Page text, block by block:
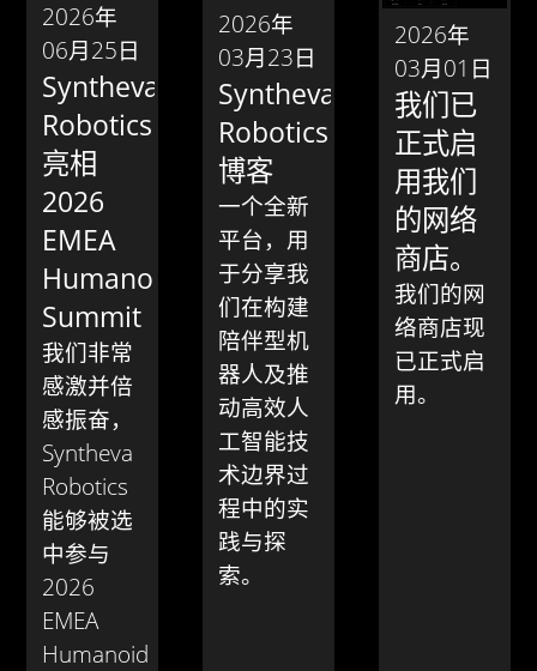
2026年
06月25日
Syntheva
Robotics
亮相
2026
EMEA
Humanoid
Summit
我们非常
感激并倍
感振奋，
Syntheva
Robotics
能够被选
中参与
2026
EMEA
Humanoid
2026年
03月23日
Syntheva
Robotics
博客
一个全新
平台，用
于分享我
们在构建
陪伴型机
器人及推
动高效人
工智能技
术边界过
程中的实
践与探
索。
2026年
03月01日
我们已
正式启
用我们
的网络
商店。
我们的网
络商店现
已正式启
用。